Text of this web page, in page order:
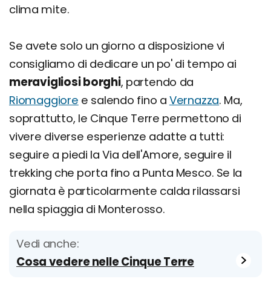
clima mite.
Se avete solo un giorno a disposizione vi
consigliamo di dedicare un po' di tempo ai
meravigliosi borghi, partendo da
Riomaggiore e salendo fino a Vernazza. Ma,
soprattutto, le Cinque Terre permettono di
vivere diverse esperienze adatte a tutti:
seguire a piedi la Via dell'Amore, seguire il
trekking che porta fino a Punta Mesco. Se la
giornata è particolarmente calda rilassarsi
nella spiaggia di Monterosso.
Vedi anche:
Cosa vedere nelle Cinque Terre